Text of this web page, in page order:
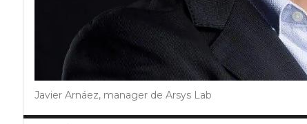
Javier Arnáez, manager de Arsys Lab